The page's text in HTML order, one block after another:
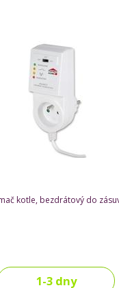
kotle, bezdrátový do
1-3 dny